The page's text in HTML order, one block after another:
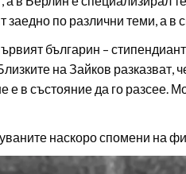
заедно по различни теми, а в
българин –
на Зайков разказват,
е в състояние да го разсее.
наскоро спомени на